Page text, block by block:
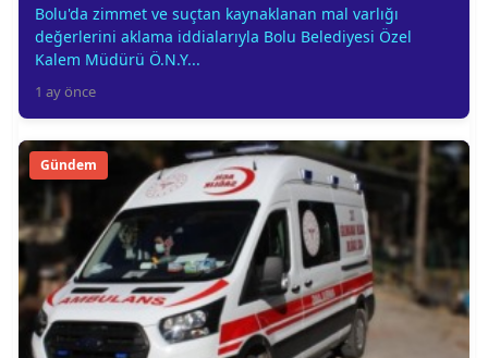
Bolu'da zimmet ve suçtan kaynaklanan mal varlığı
değerlerini aklama iddialarıyla Bolu Belediyesi Özel
Kalem Müdürü Ö.N.Y...
1 ay önce
Gündem